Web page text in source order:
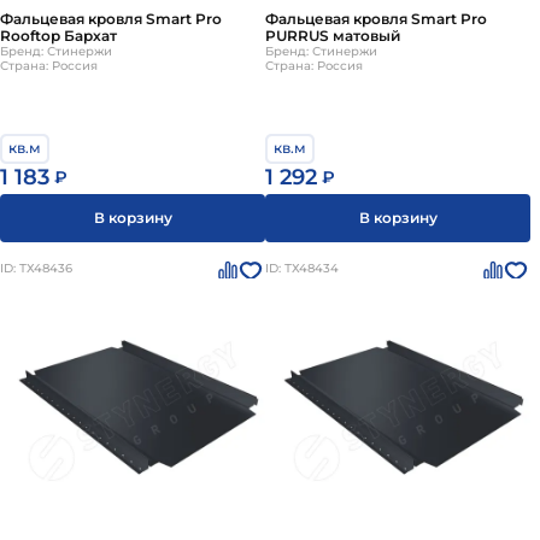
обеспечит долговременную и надежную защиту дома.
Фальцевая кровля Smart Pro
Rooftop Бархат
Бренд: Стинержи
Страна: Россия
кв.м
1 183 ₽
В корзину
Фальцевая кровля Smart Pro
PURRUS матовый
Бренд: Стинержи
Страна: Россия
кв.м
1 292 ₽
В корзину
ID: ТХ48436 ID: ТХ48434